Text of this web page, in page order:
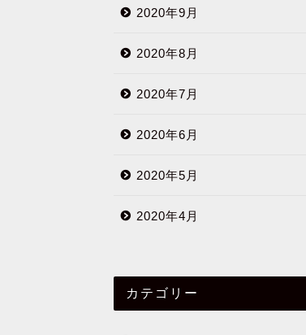
2020年9月
2020年8月
2020年7月
2020年6月
2020年5月
2020年4月
カテゴリー